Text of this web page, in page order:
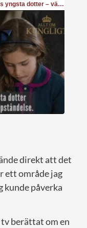
direkt att det
ett område jag
kunde påverka
berättat om en